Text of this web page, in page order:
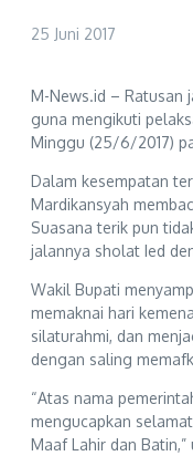
25 Juni 2017
M-News.id – Ratusan
guna mengikuti
Minggu (25/6/2017)
Dalam kesempatan
Mardikansyah
Suasana terik pun
jalannya sholat Ied
Wakil Bupati
memaknai hari
silaturahmi, dan
dengan saling
“Atas nama
mengucapkan
Maaf Lahir dan